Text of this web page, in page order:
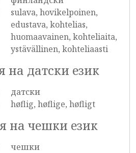
sulava, hovikelpoinen,
edustava, kohtelias,
huomaavainen, kohteliaita,
ystävällinen, kohteliaasti
на датски език
датски
høflig, høflige, høfligt
на чешки език
чешки